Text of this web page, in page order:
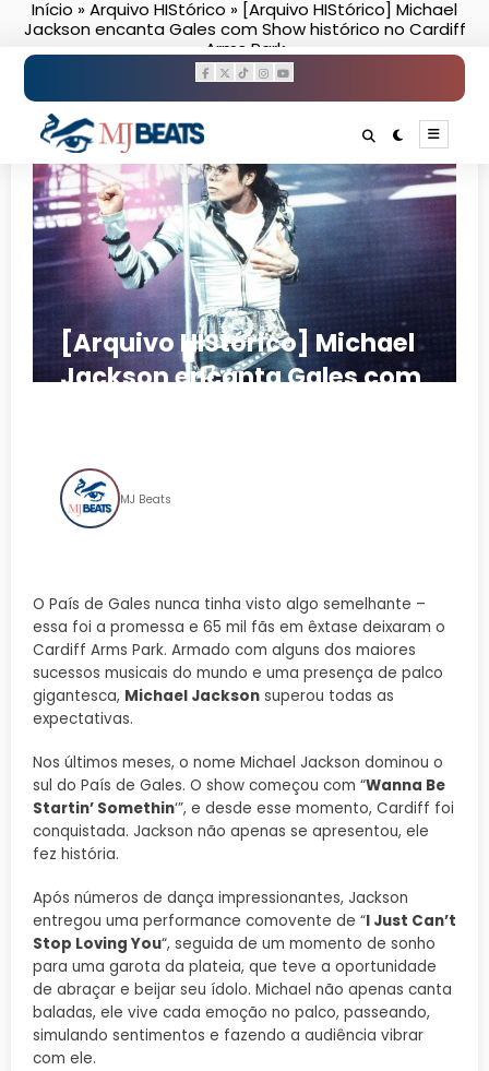
para
Início »Arquivo HIStórico » [Arquivo HIStórico] Michael
Jackson encanta Gales com Show histórico no Cardiff
Arms Park
[Arquivo HIStórico] Michael
Jackson encanta Gales com
MJ Beats
O País de Gales nunca tinha visto algo semelhante –
essa foi a promessa e 65 mil fãs em êxtase deixaram o
Cardiff Arms Park. Armado com alguns dos maiores
sucessos musicais do mundo e uma presença de palco
gigantesca, Michael Jackson superou todas as
expectativas.
Nos últimos meses, o nome Michael Jackson dominou o
sul do País de Gales. O show começou com “Wanna Be
Startin’ Somethin‘”, e desde esse momento, Cardiff foi
conquistada. Jackson não apenas se apresentou, ele
fez história.
Após números de dança impressionantes, Jackson
entregou uma performance comovente de “I Just Can’t
Stop Loving You“, seguida de um momento de sonho
para uma garota da plateia, que teve a oportunidade
de abraçar e beijar seu ídolo. Michael não apenas canta
baladas, ele vive cada emoção no palco, passeando,
simulando sentimentos e fazendo a audiência vibrar
com ele.